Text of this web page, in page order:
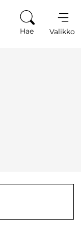
Hae Valikko